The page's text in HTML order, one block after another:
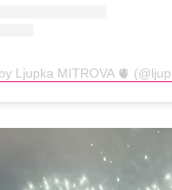
Ljupka MITROVA 🫀